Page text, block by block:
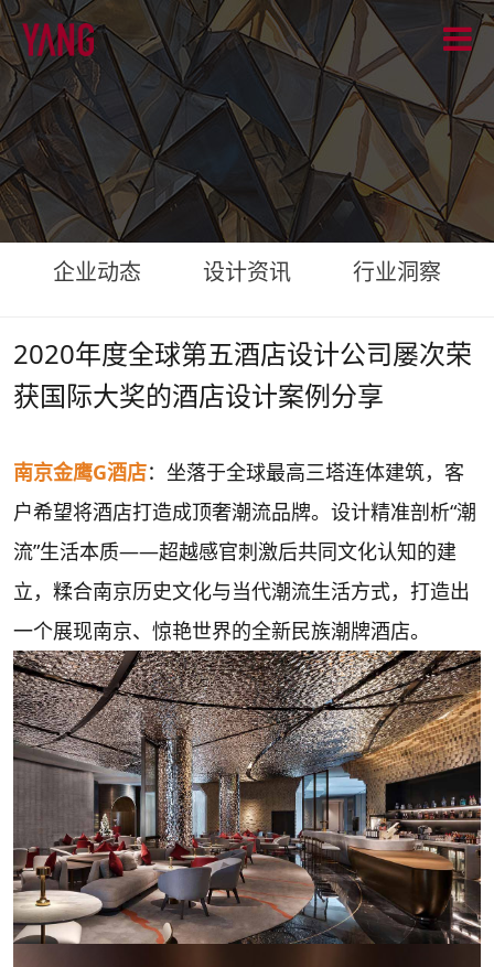
企业动态 设计资讯 行业洞察
2020年度全球第五酒店设计公司屡次荣
获国际大奖的酒店设计案例分享
南京金鹰G酒店：坐落于全球最高三塔连体建筑，客
户希望将酒店打造成顶奢潮流品牌。设计精准剖析“潮
流”生活本质——超越感官刺激后共同文化认知的建
立，糅合南京历史文化与当代潮流生活方式，打造出
一个展现南京、惊艳世界的全新民族潮牌酒店。